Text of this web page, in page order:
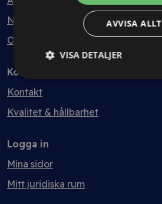
Nyheter
Ordlista
Kontakt
Kontakt
Kvalitet & hållbarhet
Logga in
Mina sidor
Mitt juridiska rum
AVVISA ALLT
VISA DETALJER